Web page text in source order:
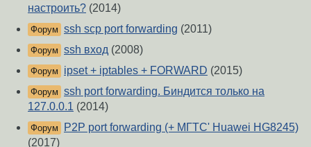
настроить? (2014)
Форум ssh scp port forwarding (2011)
Форум ssh вход (2008)
Форум ipset + iptables + FORWARD (2015)
Форум ssh port forwarding. Биндится только на
127.0.0.1 (2014)
Форум
P2P port forwarding (+ МГТС' Huawei HG8245)
(2017)